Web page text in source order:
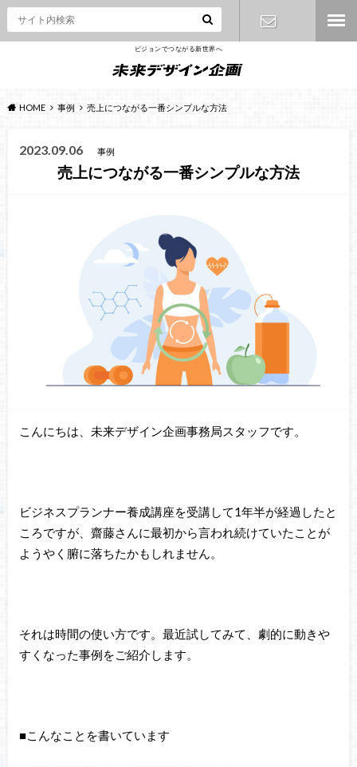
ビジョンでつながる新世界へ
HOME 事例 売上につながる一番シンプルな方法
2023.09.06 事例
売上につながる一番シンプルな方法
こんにちは、未来デザイン企画事務局スタッフです。
ビジネスプランナー養成講座を受講して1年半が経過したと
ころですが、齋藤さんに最初から言われ続けていたことが
ようやく腑に落ちたかもしれません。
それは時間の使い方です。最近試してみて、劇的に動きや
すくなった事例をご紹介します。
■こんなことを書いています